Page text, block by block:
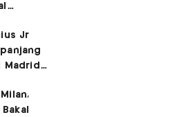
Jr
Madrid